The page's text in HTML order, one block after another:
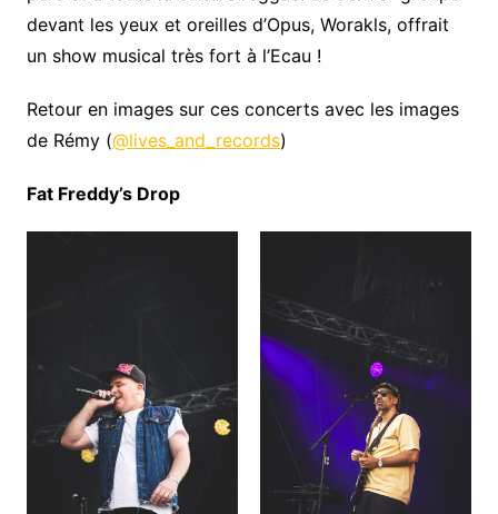
devant les yeux et oreilles d’Opus, Worakls, offrait
un show musical très fort à l’Ecau !
Retour en images sur ces concerts avec les images
de Rémy (@lives_and_records)
Fat Freddy’s Drop